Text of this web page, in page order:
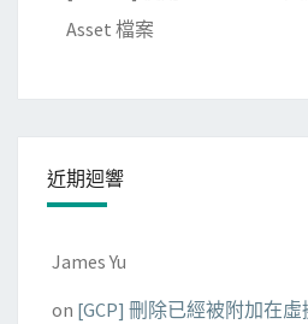
Asset 檔案
近期迴響
James Yu
on [GCP] 刪除已經被附加在